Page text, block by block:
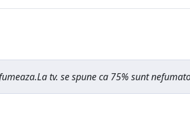
tv. se spune ca 75% sunt